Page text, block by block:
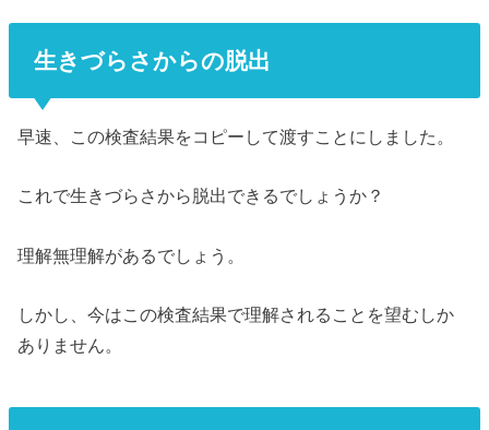
生きづらさからの脱出
早速、この検査結果をコピーして渡すことにしました。
これで生きづらさから脱出できるでしょうか？
理解無理解があるでしょう。
しかし、今はこの検査結果で理解されることを望むしか
ありません。